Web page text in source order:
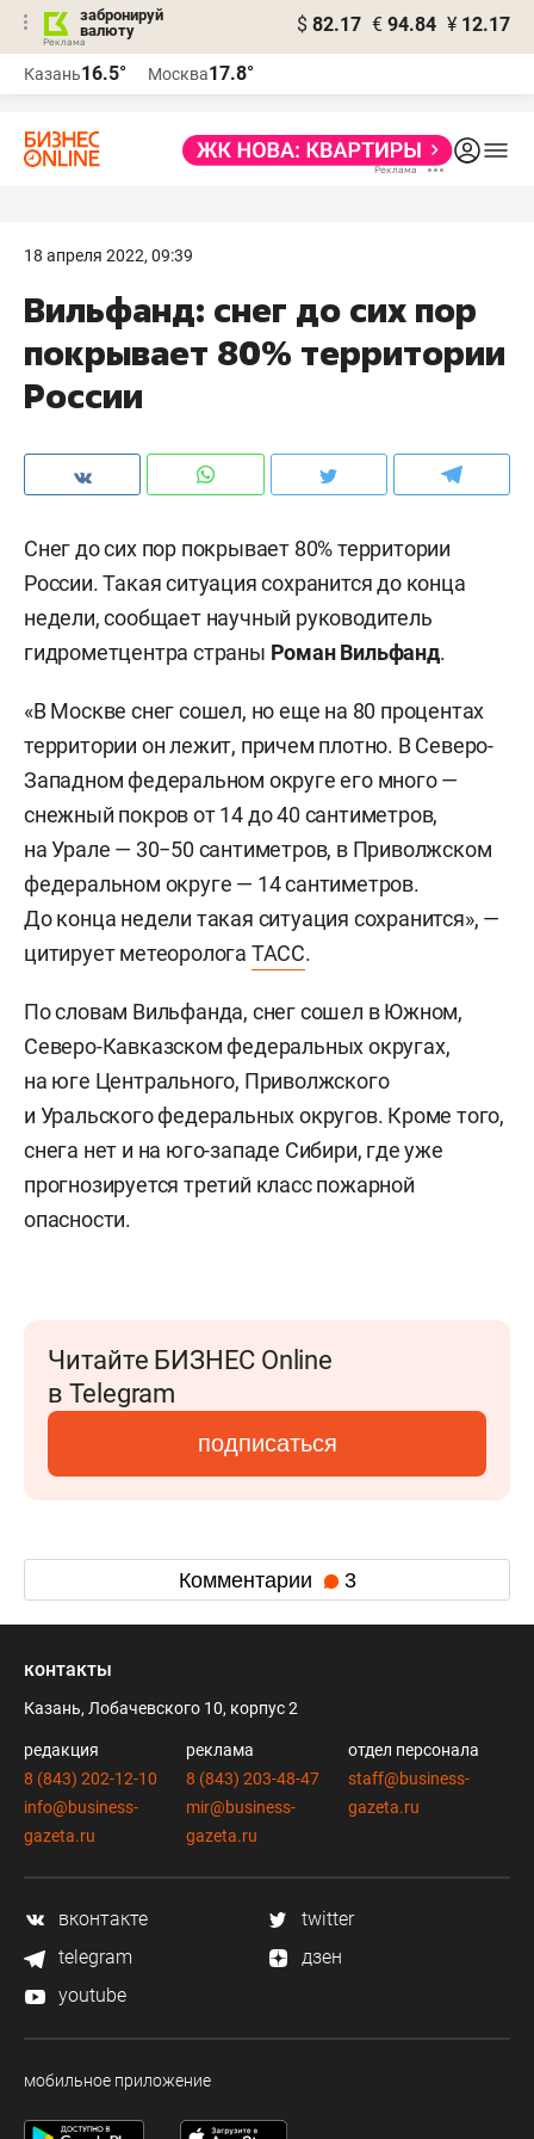
забронируй
валюту
$ 82.17 € 94.84 ¥ 12.17
Казань16.5° Москва17.8°
18 апреля 2022, 09:39
Вильфанд: снег до сих пор
покрывает 80% территории
России
Снег до сих пор покрывает 80% территории
России. Такая ситуация сохранится до конца
недели, сообщает научный руководитель
гидрометцентра страны Роман Вильфанд.
«В Москве снег сошел, но еще на 80 процентах
территории он лежит, причем плотно. В Северо-
Западном федеральном округе его много —
снежный покров от 14 до 40 сантиметров,
на Урале — 30−50 сантиметров, в Приволжском
федеральном округе — 14 сантиметров.
До конца недели такая ситуация сохранится», —
цитирует метеоролога ТАСС.
По словам Вильфанда, снег сошел в Южном,
Северо-Кавказском федеральных округах,
на юге Центрального, Приволжского
и Уральского федеральных округов. Кроме того,
снега нет и на юго-западе Сибири, где уже
прогнозируется третий класс пожарной
опасности.
Читайте БИЗНЕС Online
в Telegram
подписаться
Комментарии 3
контакты
Казань, Лобачевского 10, корпус 2
редакция
8 (843) 202-12-10
info@business-
gazeta.ru
реклама
8 (843) 203-48-47
mir@business-
gazeta.ru
отдел персонала
staff@business-
gazeta.ru
вконтакте
twitter
telegram
дзен
youtube
мобильное приложение